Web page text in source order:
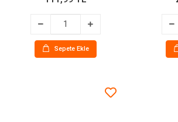
Sepete Ekle